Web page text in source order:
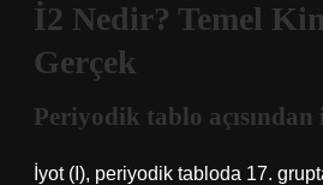
İ2 Nedir? Temel
Gerçek
Periyodik tablo açısından
İyot (I), periyodik tabloda 17.